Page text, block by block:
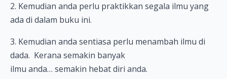
2. Kemudian anda perlu praktikkan segala ilmu yang
ada di dalam buku ini.
3. Kemudian anda sentiasa perlu menambah ilmu di
dada. Kerana semakin banyak
ilmu anda… semakin hebat diri anda.